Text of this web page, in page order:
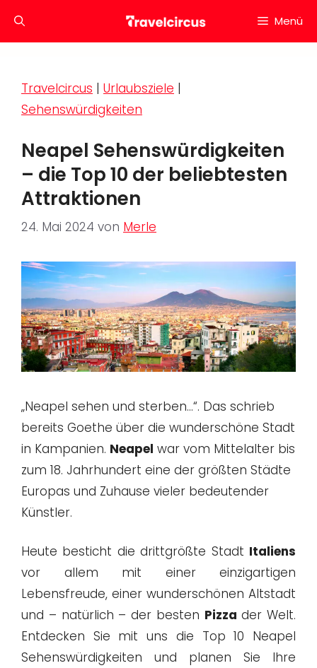
Inhalt
Menü
Travelcircus | Urlaubsziele |
Sehenswürdigkeiten
Neapel Sehenswürdigkeiten
– die Top 10 der beliebtesten
Attraktionen
24. Mai 2024 von Merle
„Neapel sehen und sterben…“. Das schrieb
bereits Goethe über die wunderschöne Stadt
in Kampanien. Neapel war vom Mittelalter bis
zum 18. Jahrhundert eine der größten Städte
Europas und Zuhause vieler bedeutender
Künstler.
Heute besticht die drittgrößte Stadt Italiens
vor allem mit einer einzigartigen
Lebensfreude, einer wunderschönen Altstadt
und – natürlich – der besten Pizza der Welt.
Entdecken Sie mit uns die Top 10 Neapel
Sehenswürdigkeiten und planen Sie Ihre